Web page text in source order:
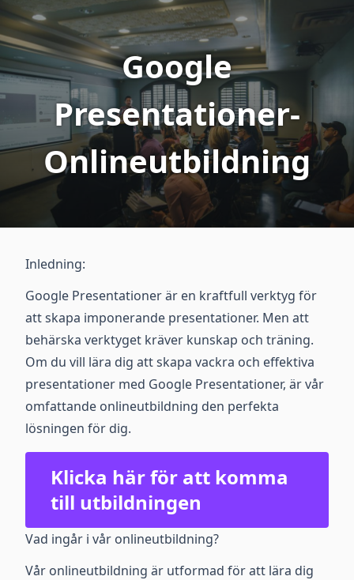
Google
Presentationer-
Onlineutbildning
Inledning:
Google Presentationer är en kraftfull verktyg för
att skapa imponerande presentationer. Men att
behärska verktyget kräver kunskap och träning.
Om du vill lära dig att skapa vackra och effektiva
presentationer med Google Presentationer, är vår
omfattande onlineutbildning den perfekta
lösningen för dig.
Klicka här för att komma
till utbildningen
Vad ingår i vår onlineutbildning?
Vår onlineutbildning är utformad för att lära dig